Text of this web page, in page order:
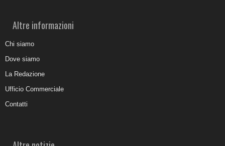
Altre informazioni
Chi siamo
Dove siamo
La Redazione
Ufficio Commerciale
Contatti